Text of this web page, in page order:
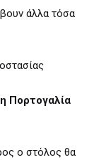
άλλα τόσα
Πορτογαλία
ο στόλος θα